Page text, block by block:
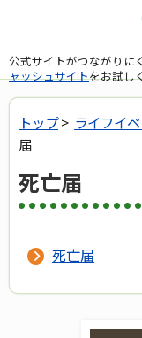
公式サイトがつながりに
ャッシュサイトをお試し
トップ> ライフイ
届
死亡届
死亡届